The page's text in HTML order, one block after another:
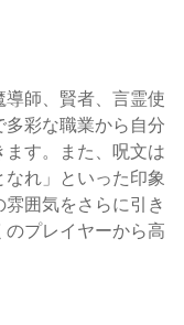
師、賢者、言霊使
彩な職業から自分
す。また、呪文は
なれ」といった印象
囲気をさらに引き
プレイヤーから高